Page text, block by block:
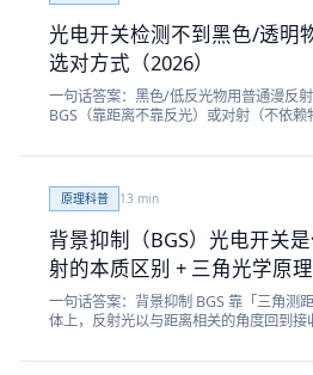
光电开关检测不到黑色/透明
选对方式（2026）
一句话答案：黑色/低反光物用普通漫反
BGS（靠距离不靠反光）或对射（不依
视觉（AI 学 OK/NG 样本）。本文按「
原理科普 13 min
背景抑制（BGS）光电开关
射的本质区别 + 三角光学原理
一句话答案：背景抑制 BGS 靠「三角
体上，反射光以与距离相关的角度回到接
景屏蔽掉。和普通漫反射的本质区别：